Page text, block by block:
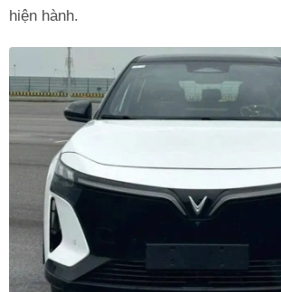
hiện hành.